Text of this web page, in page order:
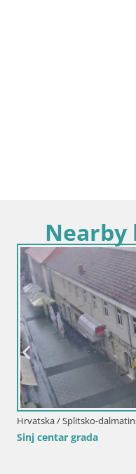
Nearby
Hrvatska / Splitsko-
Sinj centar grada